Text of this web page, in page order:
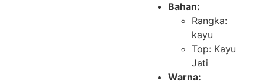
Bahan:
Rangka:
kayu
Top: Kayu
Jati
Warna: